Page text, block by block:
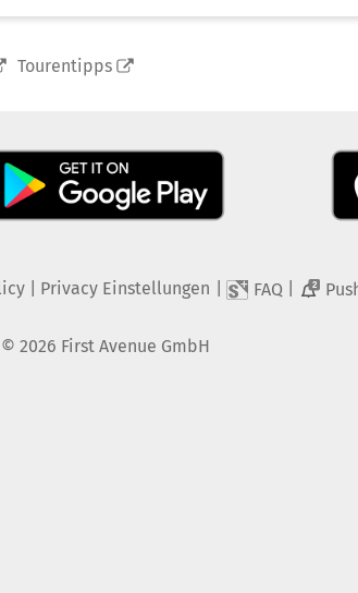
Tourentipps
| Privacy Einstellungen FAQ 2
© 2026 First Avenue GmbH